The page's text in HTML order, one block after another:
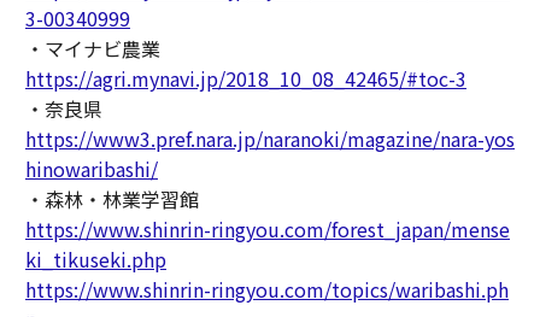
3-00340999
・マイナビ農業
https://agri.mynavi.jp/2018_10_08_42465/#toc-3
・奈良県
https://www3.pref.nara.jp/naranoki/magazine/nara-yos
hinowaribashi/
・森林・林業学習館
https://www.shinrin-ringyou.com/forest_japan/mense
ki_tikuseki.php
https://www.shinrin-ringyou.com/topics/waribashi.ph